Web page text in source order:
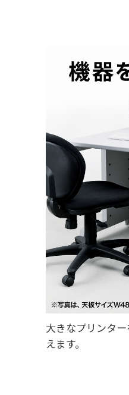
大きなプリンタ
えます。